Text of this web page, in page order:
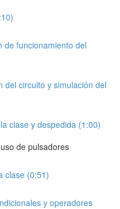
de funcionamiento del
del circuito y simulación del
clase y despedida (1:00)
de pulsadores
clase (0:51)
y operadores